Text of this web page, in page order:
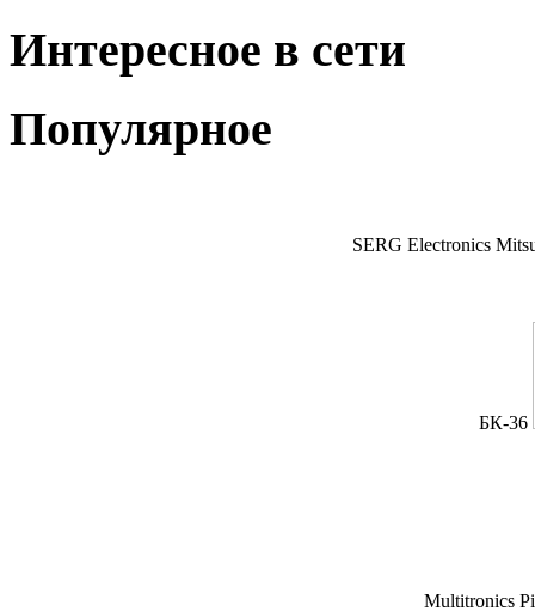
Интересное в сети
Популярное
SERG Electronics
БК-36
Multitronics